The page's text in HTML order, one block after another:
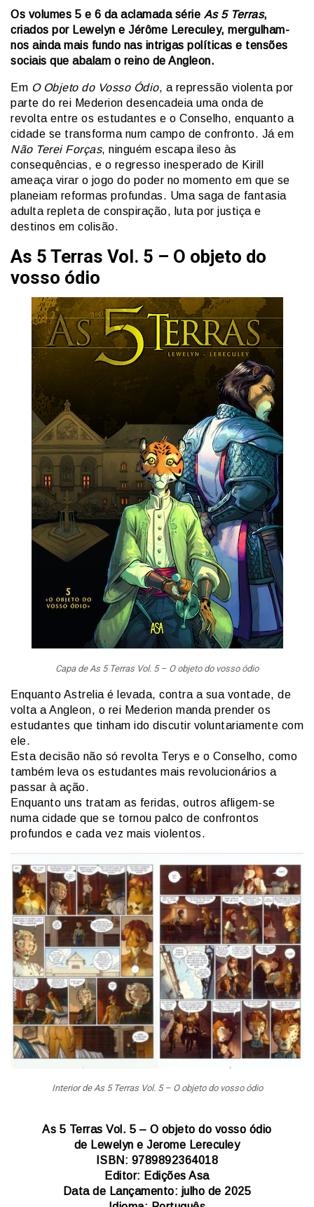
Os volumes 5 e 6 da aclamada série As 5 Terras,
criados por Lewelyn e Jérôme Lereculey, mergulham-
nos ainda mais fundo nas intrigas políticas e tensões
sociais que abalam o reino de Angleon.
Em O Objeto do Vosso Ódio, a repressão violenta por
parte do rei Mederion desencadeia uma onda de
revolta entre os estudantes e o Conselho, enquanto a
cidade se transforma num campo de confronto. Já em
Não Terei Forças, ninguém escapa ileso às
consequências, e o regresso inesperado de Kirill
ameaça virar o jogo do poder no momento em que se
planeiam reformas profundas. Uma saga de fantasia
adulta repleta de conspiração, luta por justiça e
destinos em colisão.
As 5 Terras Vol. 5 – O objeto do
vosso ódio
Capa de As 5 Terras Vol. 5 – O objeto do vosso ódio
Enquanto Astrelia é levada, contra a sua vontade, de
volta a Angleon, o rei Mederion manda prender os
estudantes que tinham ido discutir voluntariamente com
ele.
Esta decisão não só revolta Terys e o Conselho, como
também leva os estudantes mais revolucionários a
passar à ação.
Enquanto uns tratam as feridas, outros afligem-se
numa cidade que se tornou palco de confrontos
profundos e cada vez mais violentos.
Interior de As 5 Terras Vol. 5 – O objeto do vosso ódio
As 5 Terras Vol. 5 – O objeto do vosso ódio
de Lewelyn e Jerome Lereculey
ISBN: 9789892364018
Editor: Edições Asa
Data de Lançamento: julho de 2025